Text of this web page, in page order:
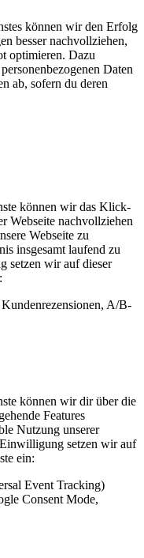
können wir den Erfolg
besser nachvollziehen,
optimieren. Dazu
Daten
ab, sofern du deren
können wir das Klick-
Webseite nachvollziehen
Webseite zu
insgesamt laufend zu
setzen wir auf dieser
A/B-
können wir dir über die
Features
Nutzung unserer
setzen wir auf
ein:
Event Tracking)
Consent Mode,